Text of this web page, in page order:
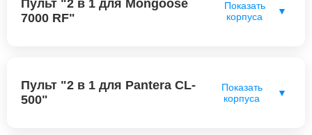
Пульт "2 в 1 для Mongoose
7000 RF"
Показать
корпуса
▼
Пульт "2 в 1 для Pantera CL-
500"
Показать
корпуса
▼